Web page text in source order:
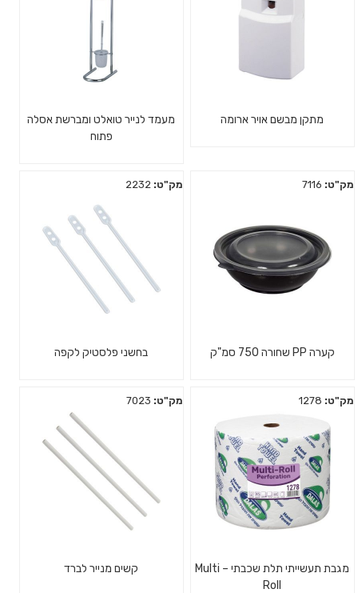
מתקן מבשם אויר ארומה
מעמד לנייר טואלט ומברשת אסלה
פתוח
מק"ט:
קערה PP שחורה 750 סמ"ק
מק"ט:
בחשני פלסטיק לקפה
מק"ט:
מגבת תעשייתי תלת שכבתי – Multi
Roll
מק"ט:
קשים מנייר לברד